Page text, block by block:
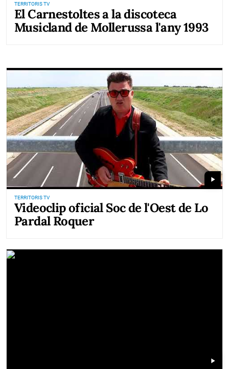
TERRITORIS TV
El Carnestoltes a la discoteca
Musicland de Mollerussa l'any 1993
play_arrow
TERRITORIS TV
Videoclip oficial Soc de l'Oest de Lo
Pardal Roquer
play_arrow